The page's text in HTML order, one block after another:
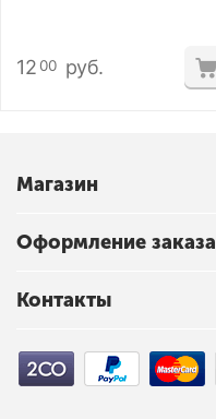
12 00 руб.
Магазин
Оформление заказа
Контакты